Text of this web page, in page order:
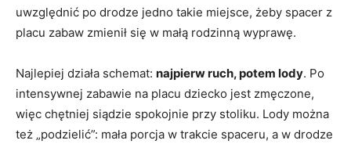
uwzględnić po drodze jedno takie miejsce, żeby spacer z
placu zabaw zmienił się w małą rodzinną wyprawę.
Najlepiej działa schemat: najpierw ruch, potem lody. Po
intensywnej zabawie na placu dziecko jest zmęczone,
więc chętniej siądzie spokojnie przy stoliku. Lody można
też „podzielić”: mała porcja w trakcie spaceru, a w drodze